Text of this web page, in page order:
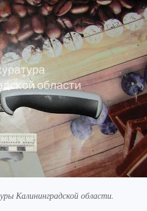
Калининградской области.